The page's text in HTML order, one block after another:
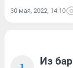
30 мая, 2022, 14:10
Из